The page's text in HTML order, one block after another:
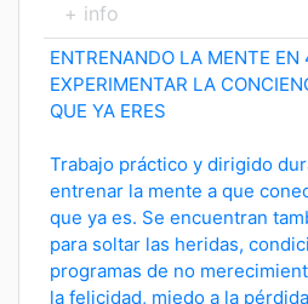
+ info
ENTRENANDO LA MENTE EN
EXPERIMENTAR LA
QUE YA ERES
Trabajo práctico y dirigido
entrenar la mente a que
que ya es. Se encuentran
para soltar las heridas,
programas de no
la felicidad, miedo a la